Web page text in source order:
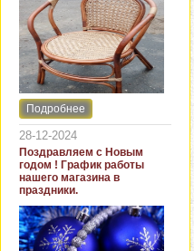
Интернет-магазин "Кровать
и диван" представляет
новинки стульев и кресел
для дачи. В ассортименте
представлены как
бюджетные модели из
пластика для дачи, так и
кресла для загородных
домов из натурального и
искусственного ротанга.
Подробнее
28-12-2024
Поздравляем с Новым
годом ! График работы
нашего магазина в
праздники.